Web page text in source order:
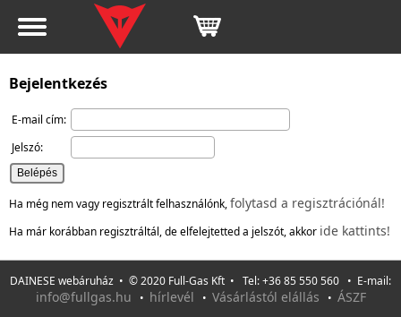
Bejelentkezés
E-mail cím:
Jelszó:
Ha még nem vagy regisztrált felhasználónk,folytasd a regisztrációnál!
Ha már korábban regisztráltál, de elfelejtetted a jelszót, akkor ide kattints!
DAINESE webáruház • © 2020 Full-Gas Kft • Tel: +36 85 550 560 • E-mail:
info@fullgas.hu • hírlevél • Vásárlástól elállás • ÁSZF